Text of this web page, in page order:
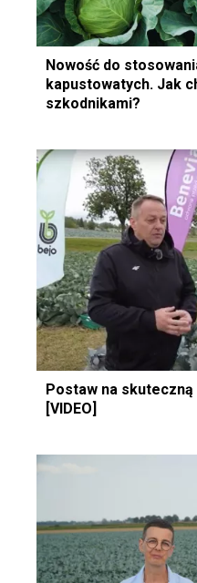
Nowość do
kapustowatych. Jak
szkodnikami?
Postaw na
[VIDEO]